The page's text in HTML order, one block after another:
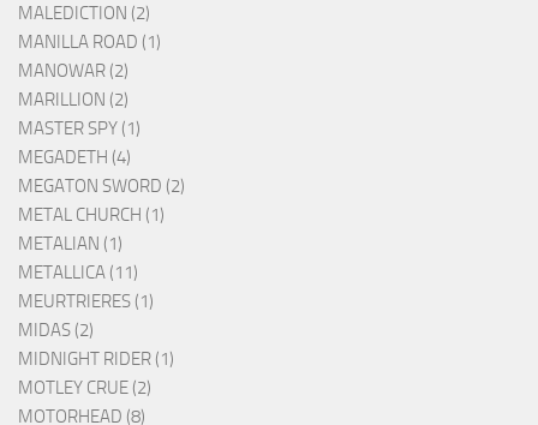
MALEDICTION (2)
MANILLA ROAD (1)
MANOWAR (2)
MARILLION (2)
MASTER SPY (1)
MEGADETH (4)
MEGATON SWORD (2)
METAL CHURCH (1)
METALIAN (1)
METALLICA (11)
MEURTRIERES (1)
MIDAS (2)
MIDNIGHT RIDER (1)
MOTLEY CRUE (2)
MOTORHEAD (8)